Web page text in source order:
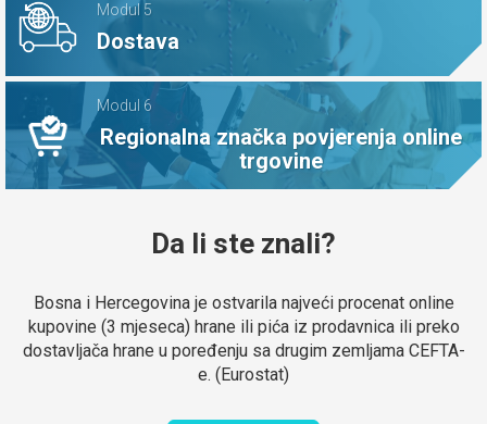
Modul 5
Dostava
Modul 6
Regionalna značka povjerenja online
trgovine
Da li ste znali?
Bosna i Hercegovina je ostvarila najveći procenat online
kupovine (3 mjeseca) hrane ili pića iz prodavnica ili preko
dostavljača hrane u poređenju sa drugim zemljama CEFTA-
e. (Eurostat)